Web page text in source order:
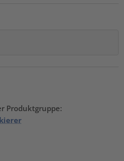
Produktgruppe: